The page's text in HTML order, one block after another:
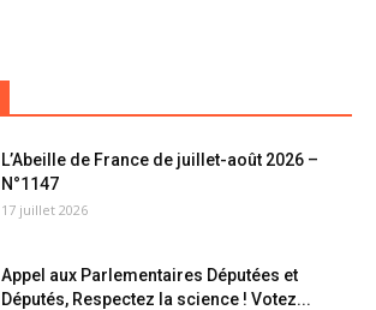
L’Abeille de France de juillet-août 2026 –
N°1147
17 juillet 2026
Appel aux Parlementaires Députées et
Députés, Respectez la science ! Votez...